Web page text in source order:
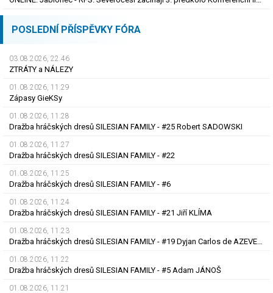
POSLEDNÍ PŘÍSPĚVKY FÓRA
03.08.2026, 22.46
ZTRÁTY a NÁLEZY
01.08.2026, 11.29
Zápasy GieKSy
01.08.2026, 11.28
Dražba hráčských dresů SILESIAN FAMILY - #25 Robert SADOWSKI
01.08.2026, 11.27
Dražba hráčských dresů SILESIAN FAMILY - #22
01.08.2026, 11.25
Dražba hráčských dresů SILESIAN FAMILY - #6
01.08.2026, 11.24
Dražba hráčských dresů SILESIAN FAMILY - #21 Jiří KLÍMA
01.08.2026, 11.23
Dražba hráčských dresů SILESIAN FAMILY - #19 Dyjan Carlos de AZEVEDO
01.08.2026, 11.22
Dražba hráčských dresů SILESIAN FAMILY - #5 Adam JÁNOŠ
01.08.2026, 11.21